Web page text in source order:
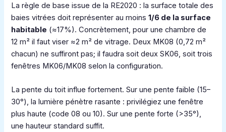
La règle de base issue de la RE2020 : la surface totale des
baies vitrées doit représenter au moins1/6 de la surface
habitable (≈17%). Concrètement, pour une chambre de
12 m² il faut viser ≈2 m² de vitrage. Deux MK08 (0,72 m²
chacun) ne suffiront pas; il faudra soit deux SK06, soit trois
fenêtres MK06/MK08 selon la configuration.
La pente du toit influe fortement. Sur une pente faible (15–
30°), la lumière pénètre rasante : privilégiez une fenêtre
plus haute (code 08 ou 10). Sur une pente forte (>35°),
une hauteur standard suffit.